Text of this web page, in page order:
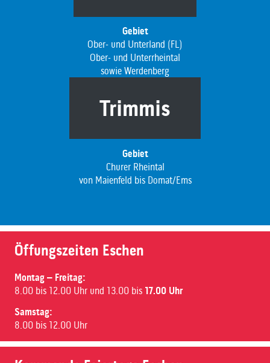
Gebiet
Ober- und Unterland (FL)
Ober- und Unterrheintal
sowie Werdenberg
Trimmis
Gebiet
Churer Rheintal
von Maienfeld bis Domat/Ems
Öffungszeiten Eschen
Montag – Freitag:
8.00 bis 12.00 Uhr und 13.00 bis 17.00 Uhr
Samstag:
8.00 bis 12.00 Uhr